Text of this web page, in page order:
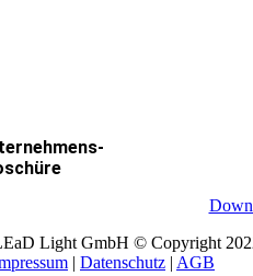
Light GmbH © Copyright
| Datenschutz | AGB